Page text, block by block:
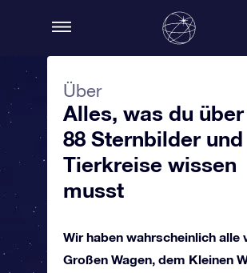
Über
Alles, was du
88 Sternbilder und
Tierkreise wissen
musst
Wir haben wahrscheinlich alle
Großen Wagen, dem Kleinen